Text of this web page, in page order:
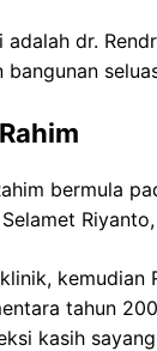
dr.
bermula
kemudian
tahun
kasih